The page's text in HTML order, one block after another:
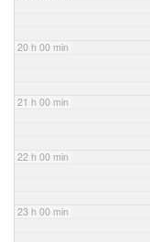
20 h 00 min
21 h 00 min
22 h 00 min
23 h 00 min